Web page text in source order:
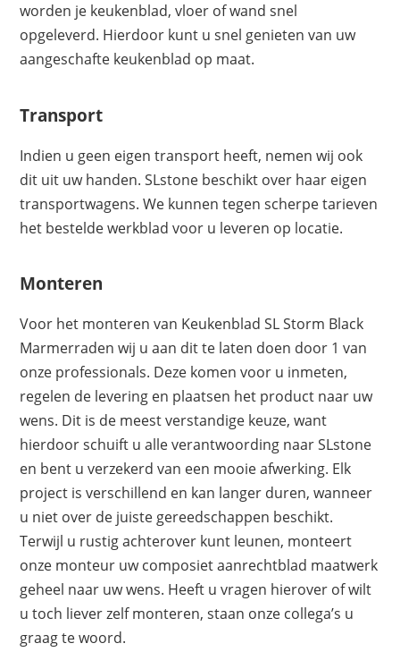
worden je keukenblad, vloer of wand snel
opgeleverd. Hierdoor kunt u snel genieten van uw
aangeschafte keukenblad op maat.
Transport
Indien u geen eigen transport heeft, nemen wij ook
dit uit uw handen. SLstone beschikt over haar eigen
transportwagens. We kunnen tegen scherpe tarieven
het bestelde werkblad voor u leveren op locatie.
Monteren
Voor het monteren van Keukenblad SL Storm Black
Marmerraden wij u aan dit te laten doen door 1 van
onze professionals. Deze komen voor u inmeten,
regelen de levering en plaatsen het product naar uw
wens. Dit is de meest verstandige keuze, want
hierdoor schuift u alle verantwoording naar SLstone
en bent u verzekerd van een mooie afwerking. Elk
project is verschillend en kan langer duren, wanneer
u niet over de juiste gereedschappen beschikt.
Terwijl u rustig achterover kunt leunen, monteert
onze monteur uw composiet aanrechtblad maatwerk
geheel naar uw wens. Heeft u vragen hierover of wilt
u toch liever zelf monteren, staan onze collega’s u
graag te woord.